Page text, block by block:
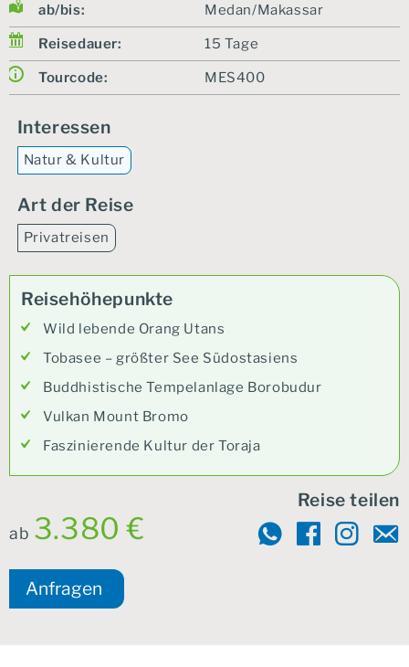
ab/bis: Medan/Makassar
Reisedauer: 15 Tage
Tourcode: MES400
Interessen
Natur & Kultur
Art der Reise
Privatreisen
Reisehöhepunkte
Wild lebende Orang Utans
Tobasee – größter See Südostasiens
Buddhistische Tempelanlage Borobudur
Vulkan Mount Bromo
Faszinierende Kultur der Toraja
ab 3.380 €
Reise teilen
Anfragen